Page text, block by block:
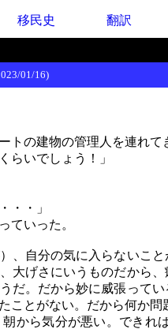
移民史 翻訳
01/16)
の建物の管理人を連れて
らいでしょう！」
・・」
ていった。
自分の気に入らないこ
大げさにいうものだから
だ。だから妙に威張って
ことがない。だから何か
から気分が悪い。できれ